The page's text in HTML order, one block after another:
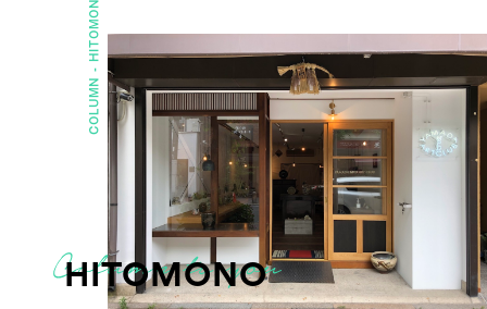
COLUMN -
HITOMONO
HITOMONO